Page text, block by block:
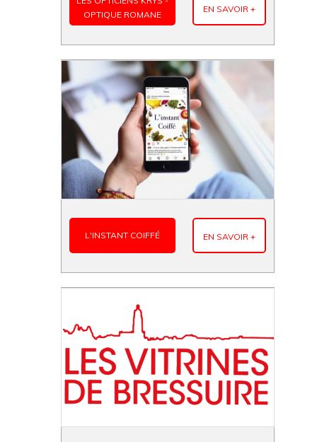
OPTIQUE ROMANE
EN SAVOIR +
L'INSTANT COIFFÉ EN SAVOIR +